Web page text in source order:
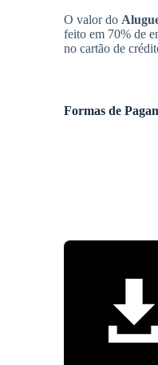
O valor do
feito em 70% de
no cartão de
Formas de